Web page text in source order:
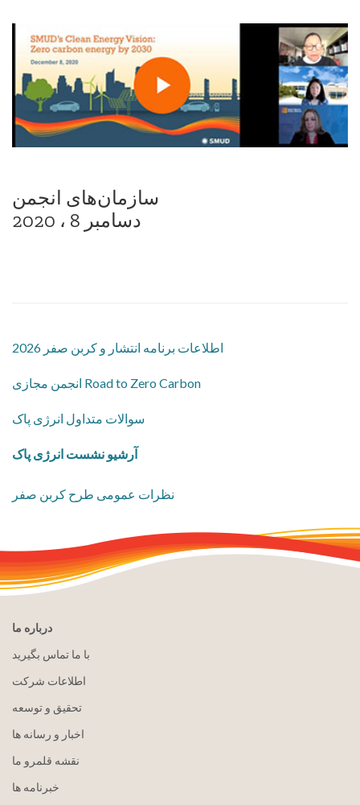
سازمان‌های انجمن
دسامبر 8 ، 2020
2026 اطلاعات برنامه انتشار و کربن صفر
انجمن مجازی Road to Zero Carbon
سوالات متداول انرژی پاک
آرشیو نشست انرژی پاک
نظرات عمومی طرح کربن صفر
درباره ما
با ما تماس بگیرید
اطلاعات شرکت
تحقیق و توسعه
اخبار و رسانه ها
نقشه قلمرو ما
خبرنامه ها